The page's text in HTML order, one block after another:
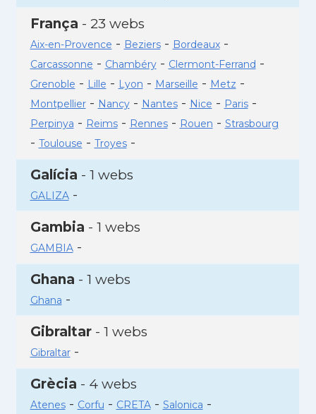
França - 23 webs
Aix-en-Provence - Beziers- Bordeaux-
Carcassonne - Chambéry- Clermont-Ferrand -
Grenoble - Lille - Lyon - Marseille - Metz -
Montpellier- Nancy- Nantes- Nice - Paris-
Perpinya - Reims- Rennes- Rouen - Strasbourg
- Toulouse - Troyes-
Galícia - 1 webs
GALIZA-
Gambia - 1 webs
GAMBIA-
Ghana - 1 webs
Ghana -
Gibraltar- 1 webs
Gibraltar-
Grècia - 4 webs
Atenes- Corfu - CRETA- Salonica -